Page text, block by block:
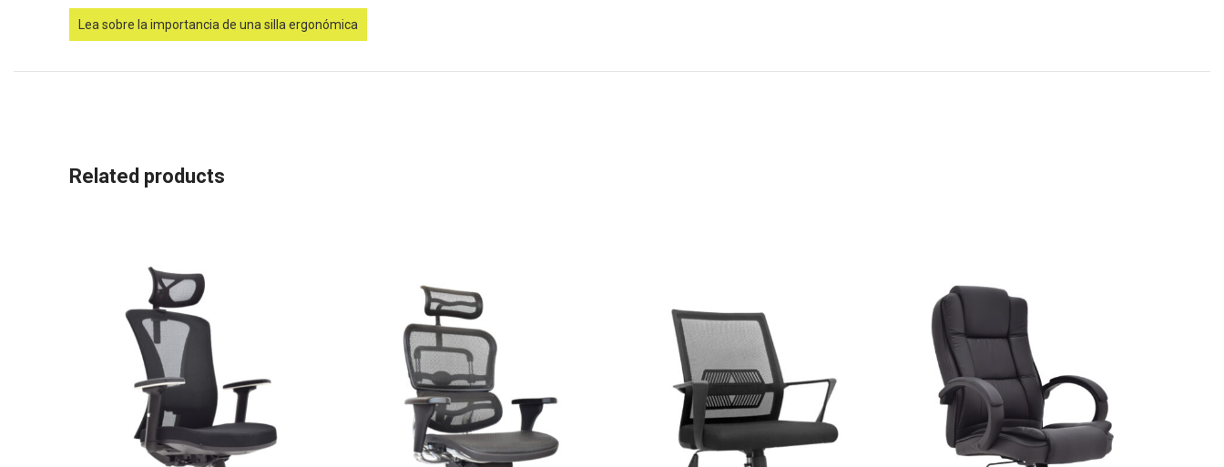
Lea sobre la importancia de una silla ergonómica
Related products